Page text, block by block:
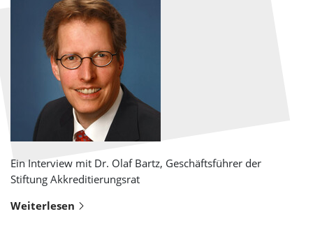
Ein Interview mit Dr. Olaf Bartz, Geschäftsführer der
Stiftung Akkreditierungsrat
Weiterlesen